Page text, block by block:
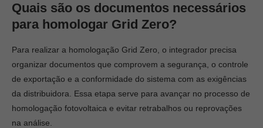
Quais são os documentos necessários
para homologar Grid Zero?
Para realizar a homologação Grid Zero, o integrador precisa
organizar documentos que comprovem a segurança, o controle
de exportação e a conformidade do sistema com as exigências
da distribuidora. Essa etapa serve para avançar no processo de
homologação fotovoltaica e evitar retrabalhos ou reprovações
na análise.